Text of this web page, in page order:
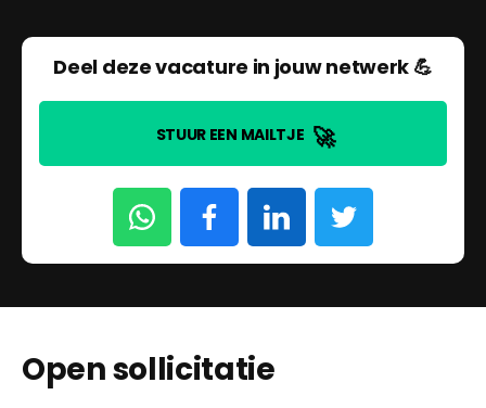
Deel deze vacature in jouw netwerk 💪
STUUR EEN MAILTJE 🚀
Open sollicitatie